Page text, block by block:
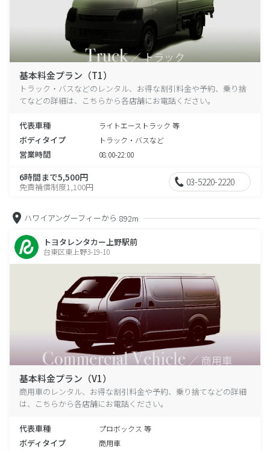
基本料金プラン（T1）
トラック・バスなどのレンタル、お得な割引料金や予約、乗り捨
てなどの詳細は、こちらから各店舗にお電話ください。
代表車種 ライトエーストラック 等
ボディタイプ トラック・バスなど
営業時間 08:00-22:00
6時間まで5,500円
免責補償制度1,100円 03-5220-2220
ハワイアングーフィーから 892m
トヨタレンタカー上野駅前
台東区東上野3-19-10
基本料金プラン（V1）
商用車のレンタル、お得な割引料金や予約、乗り捨てなどの詳細
は、こちらから各店舗にお電話ください。
代表車種 プロボックス 等
ボディタイプ 商用車